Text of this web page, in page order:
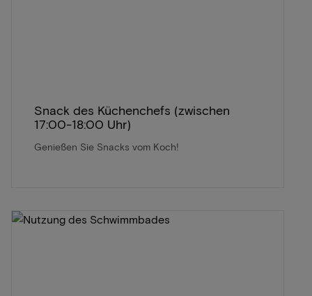
Snack des Küchenchefs (zwischen
17:00-18:00 Uhr)
Genießen Sie Snacks vom Koch!